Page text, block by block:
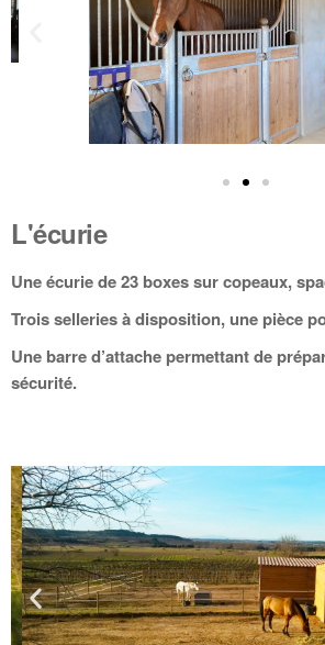
L'écurie
Une écurie de 23 boxes sur copeaux,
Trois selleries à disposition, une pièce
Une barre d’attache permettant de
sécurité.